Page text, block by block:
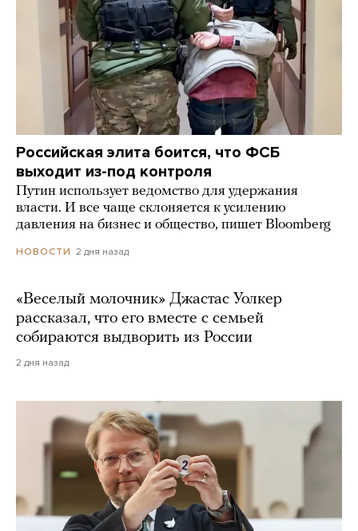
Российская элита боится, что ФСБ
выходит из-под контроля
Путин использует ведомство для удержания
власти. И все чаще склоняется к усилению
давления на бизнес и общество, пишет Bloomberg
НОВОСТИ 2 дня назад
«Веселый молочник» Джастас Уолкер
рассказал, что его вместе с семьей
собираются выдворить из России
2 дня назад